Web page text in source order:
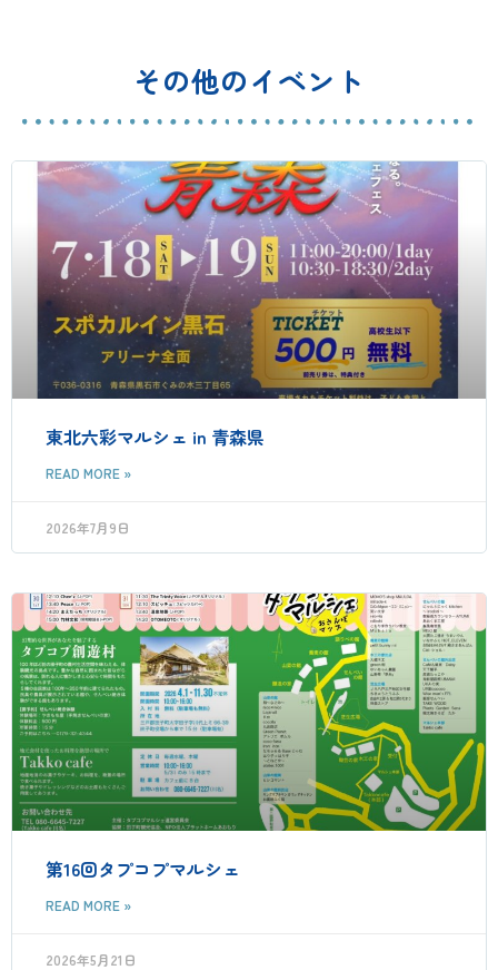
その他のイベント
東北六彩マルシェ in 青森県
READ MORE »
2026年7月9日
第16回タプコプマルシェ
READ MORE »
2026年5月21日